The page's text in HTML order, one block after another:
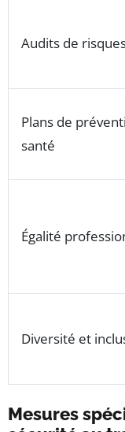
Audits de
Plans de
santé
Égalité
Diversité et
Mesures